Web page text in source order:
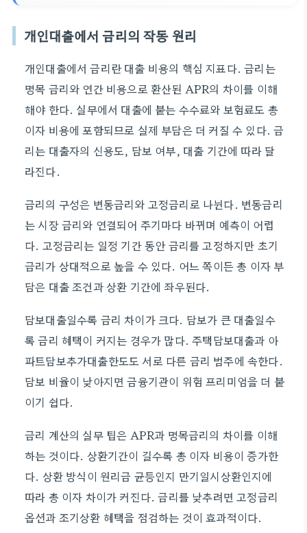
개인대출에서 금리의 작동 원리
개인대출에서 금리란 대출 비용의 핵심 지표다. 금리는
명목 금리와 연간 비용으로 환산된 APR의 차이를 이해
해야 한다. 실무에서 대출에 붙는 수수료와 보험료도 총
이자 비용에 포함되므로 실제 부담은 더 커질 수 있다. 금
리는 대출자의 신용도, 담보 여부, 대출 기간에 따라 달
라진다.
금리의 구성은 변동금리와 고정금리로 나뉜다. 변동금리
는 시장 금리와 연결되어 주기마다 바뀌며 예측이 어렵
다. 고정금리는 일정 기간 동안 금리를 고정하지만 초기
금리가 상대적으로 높을 수 있다. 어느 쪽이든 총 이자 부
담은 대출 조건과 상환 기간에 좌우된다.
담보대출일수록 금리 차이가 크다. 담보가 큰 대출일수
록 금리 혜택이 커지는 경우가 많다. 주택담보대출과 아
파트담보추가대출한도도 서로 다른 금리 범주에 속한다.
담보 비율이 낮아지면 금융기관이 위험 프리미엄을 더 붙
이기 쉽다.
금리 계산의 실무 팁은 APR과 명목금리의 차이를 이해
하는 것이다. 상환기간이 길수록 총 이자 비용이 증가한
다. 상환 방식이 원리금 균등인지 만기일시상환인지에
따라 총 이자 차이가 커진다. 금리를 낮추려면 고정금리
옵션과 조기상환 혜택을 점검하는 것이 효과적이다.